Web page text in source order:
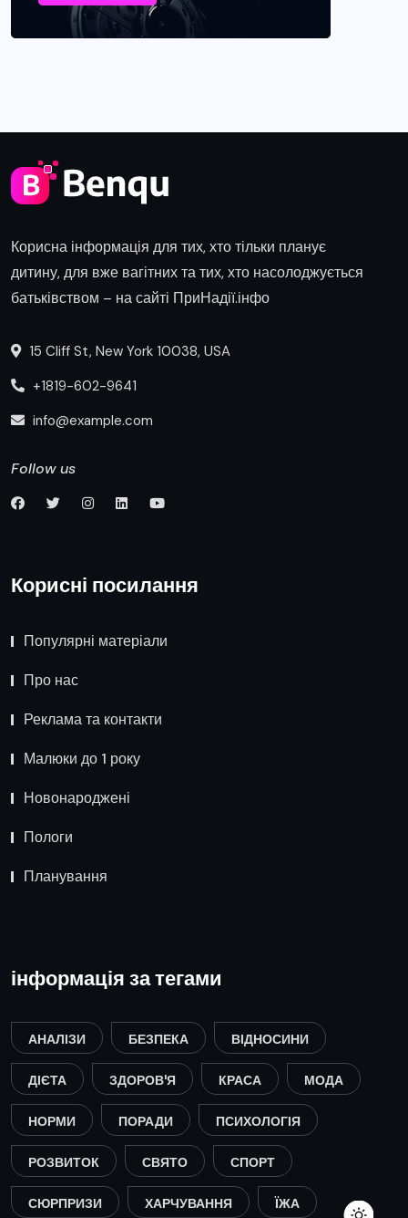
Корисна інформація для тих, хто тільки планує
дитину, для вже вагітних та тих, хто насолоджується
батьківством – на сайті ПриНадії.інфо
15 Cliff St, New York 10038, USA
+1819-602-9641
info@example.com
Follow us
Корисні посилання
Популярні матеріали
Про нас
Реклама та контакти
Малюки до 1 року
Новонароджені
Пологи
Планування
інформація за тегами
АНАЛІЗИ БЕЗПЕКА ВІДНОСИНИ
ДІЄТА ЗДОРОВ'Я КРАСА МОДА
НОРМИ ПОРАДИ ПСИХОЛОГІЯ
РОЗВИТОК СВЯТО СПОРТ
СЮРПРИЗИ ХАРЧУВАННЯ ЇЖА